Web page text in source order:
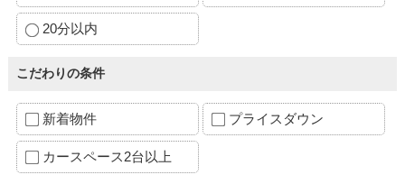
20分以内
こだわりの条件
新着物件 プライスダウン
カースペース2台以上